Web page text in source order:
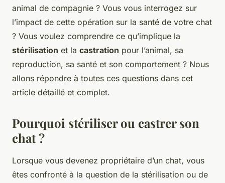
animal de compagnie ? Vous vous interrogez sur
l’impact de cette opération sur la santé de votre chat
? Vous voulez comprendre ce qu’implique la
stérilisation et la castration pour l’animal, sa
reproduction, sa santé et son comportement ? Nous
allons répondre à toutes ces questions dans cet
article détaillé et complet.
Pourquoi stériliser ou castrer son
chat ?
Lorsque vous devenez propriétaire d’un chat, vous
êtes confronté à la question de la stérilisation ou de